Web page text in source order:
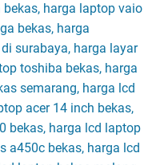
harga laptop vaio
bekas, harga
surabaya, harga layar
toshiba bekas, harga
semarang, harga lcd
acer 14 inch bekas,
bekas, harga lcd laptop
a450c bekas, harga lcd